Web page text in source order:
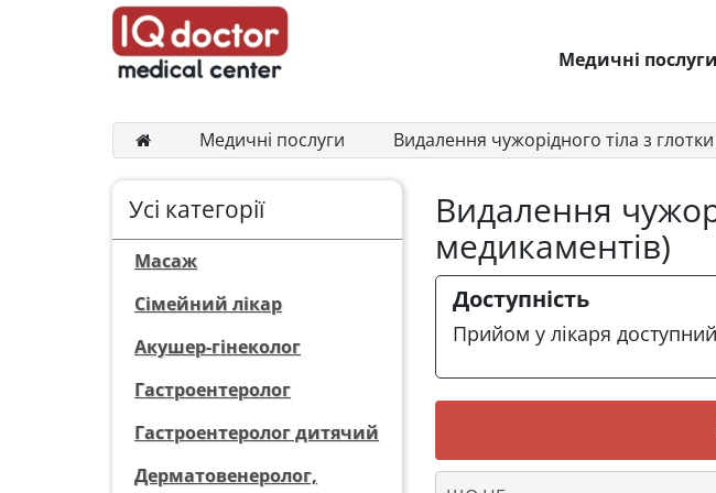
Медичні послуги
Медичні послуги Видалення чужорідного тіла з
Усі категорії
Масаж
Сімейний лікар
Акушер-гінеколог
Гастроентеролог
Гастроентеролог дитячий
Дерматовенеролог,
Видалення
медикаментів)
Доступність
Прийом у лікаря доступний